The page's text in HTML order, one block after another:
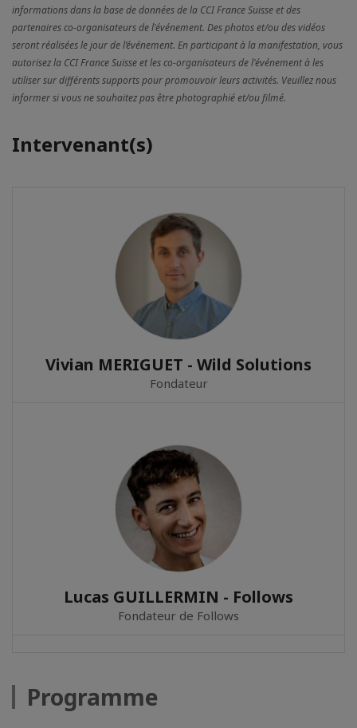
informations dans la base de données de la CCI France Suisse et des
partenaires co-organisateurs de l'événement. Des photos et/ou des vidéos
seront réalisées le jour de l’événement. En participant à la manifestation, vous
autorisez la CCI France Suisse et les co-organisateurs de l'événement à les
utiliser sur différents supports pour promouvoir leurs activités. Veuillez nous
informer si vous ne souhaitez pas être photographié et/ou filmé.
Intervenant(s)
Vivian MERIGUET - Wild Solutions
Fondateur
Lucas GUILLERMIN - Follows
Fondateur de Follows
Programme